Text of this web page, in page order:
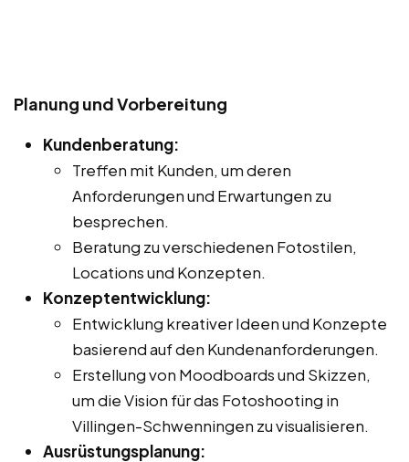
Planung und Vorbereitung
Kundenberatung:
Treffen mit Kunden, um deren
Anforderungen und Erwartungen zu
besprechen.
Beratung zu verschiedenen Fotostilen,
Locations und Konzepten.
Konzeptentwicklung:
Entwicklung kreativer Ideen und Konzepte
basierend auf den Kundenanforderungen.
Erstellung von Moodboards und Skizzen,
um die Vision für das Fotoshooting in
Villingen-Schwenningen zu visualisieren.
Ausrüstungsplanung: